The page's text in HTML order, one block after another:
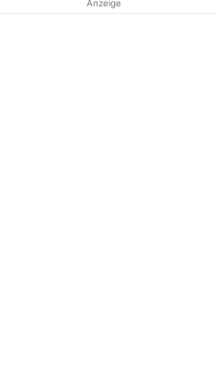
Anzeige